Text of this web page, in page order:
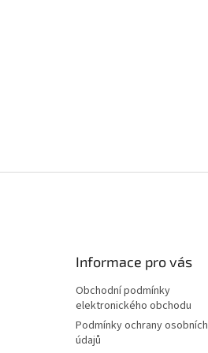
Informace pro vás
Obchodní podmínky
elektronického obchodu
Podmínky ochrany osobních
údajů